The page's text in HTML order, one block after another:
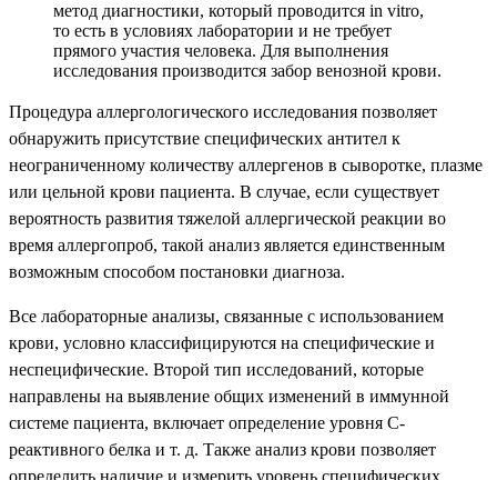
метод диагностики, который проводится in vitro,
то есть в условиях лаборатории и не требует
прямого участия человека. Для выполнения
исследования производится забор венозной крови.
Процедура аллергологического исследования позволяет
обнаружить присутствие специфических антител к
неограниченному количеству аллергенов в сыворотке, плазме
или цельной крови пациента. В случае, если существует
вероятность развития тяжелой аллергической реакции во
время аллергопроб, такой анализ является единственным
возможным способом постановки диагноза.
Все лабораторные анализы, связанные с использованием
крови, условно классифицируются на специфические и
неспецифические. Второй тип исследований, которые
направлены на выявление общих изменений в иммунной
системе пациента, включает определение уровня С-
реактивного белка и т. д. Также анализ крови позволяет